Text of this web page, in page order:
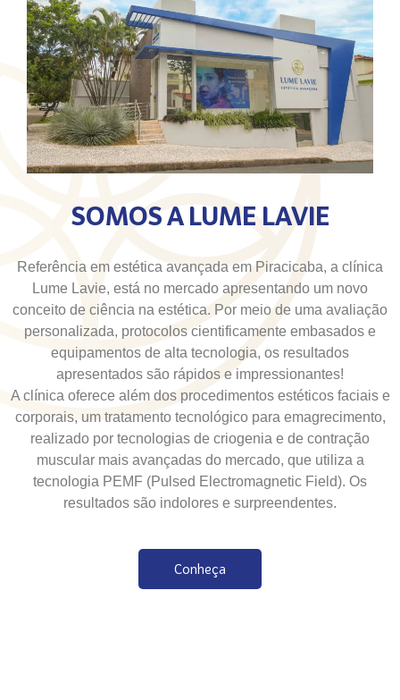
SOMOS A LUME LAVIE
Referência em estética avançada em Piracicaba, a clínica
Lume Lavie, está no mercado apresentando um novo
conceito de ciência na estética. Por meio de uma avaliação
personalizada, protocolos cientificamente embasados e
equipamentos de alta tecnologia, os resultados
apresentados são rápidos e impressionantes!
A clínica oferece além dos procedimentos estéticos faciais e
corporais, um tratamento tecnológico para emagrecimento,
realizado por tecnologias de criogenia e de contração
muscular mais avançadas do mercado, que utiliza a
tecnologia PEMF (Pulsed Electromagnetic Field). Os
resultados são indolores e surpreendentes.
Conheça